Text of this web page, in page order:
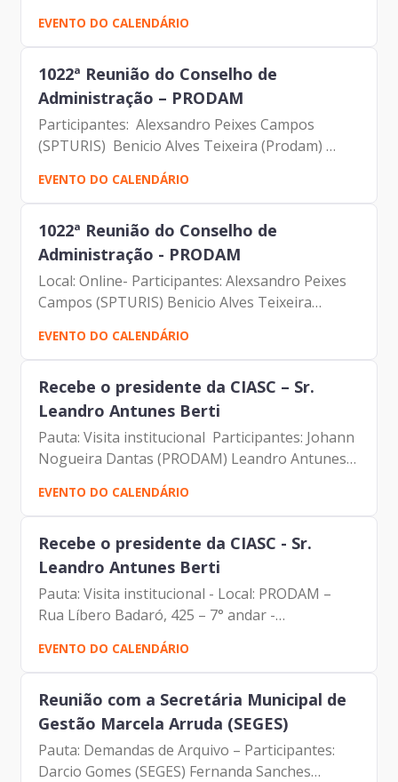
transporte a serviço - Participantes: Amanda
Carrara Dória (Gerente de Compras e
Contratações) Carlos...
EVENTO DO CALENDÁRIO
1022ª Reunião do Conselho de
Administração – PRODAM
Participantes: Alexsandro Peixes Campos
(SPTURIS) Benicio Alves Teixeira (Prodam)
Carolina Magnani (Prodam) Daniel Eduardo
Edelmulth (Conselheiro) Demétrio Cokinos
(CAE) Denise Soares Ramos...
EVENTO DO CALENDÁRIO
1022ª Reunião do Conselho de
Administração - PRODAM
Local: Online- Participantes: Alexsandro Peixes
Campos (SPTURIS) Benicio Alves Teixeira
(Prodam) Carolina Magnani (Prodam) Daniel
Eduardo Edelmulth (Conselheiro) Demétrio
Cokinos (CAE) Denise...
EVENTO DO CALENDÁRIO
Recebe o presidente da CIASC – Sr.
Leandro Antunes Berti
Pauta: Visita institucional Participantes: Johann
Nogueira Dantas (PRODAM) Leandro Antunes
Berti (CIASC) Vanio Rodrigues (CIASC) Mateus
Dias Marçal (PRODAM) Carolina Magnani
Hiromoto (PRODAM)
EVENTO DO CALENDÁRIO
Recebe o presidente da CIASC - Sr.
Leandro Antunes Berti
Pauta: Visita institucional - Local: PRODAM –
Rua Líbero Badaró, 425 – 7° andar -
Participantes: Johann Nogueira Dantas
(PRODAM) Leandro Antunes Berti (CIASC) Vanio
Rodrigues (CIASC) Mateus Dias...
EVENTO DO CALENDÁRIO
Reunião com a Secretária Municipal de
Gestão Marcela Arruda (SEGES)
Pauta: Demandas de Arquivo – Participantes:
Darcio Gomes (SEGES) Fernanda Sanches